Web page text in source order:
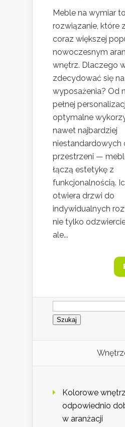
Meble na wymiar to
rozwiązanie, które
coraz większej
nowoczesnym
wnętrz. Dlaczego
zdecydować się
wyposażenia? Od
pełnej
optymalne
nawet najbardziej
niestandardowych
przestrzeni —
łączą estetykę z
funkcjonalnością.
otwiera drzwi do
indywidualnych
nie tylko
ale...
Szukaj:
Kolorowe
odpowiednio
w aranżacji